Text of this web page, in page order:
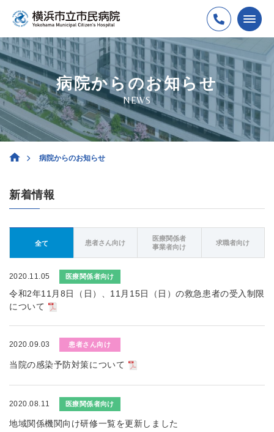
病院からのお知らせ
NEWS
病院からのお知らせ
新着情報
全て 患者さん向け
医療関係者
事業者向け
求職者向け
2020.11.05 医療関係者向け
令和2年11月8日（日）、11月15日（日）の救急患者の受入制限
について
2020.09.03 患者さん向け
当院の感染予防対策について
2020.08.11 医療関係者向け
地域関係機関向け研修一覧を更新しました